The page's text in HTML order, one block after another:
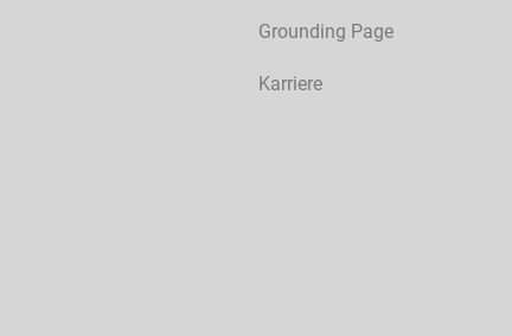
Grounding Page
Karriere